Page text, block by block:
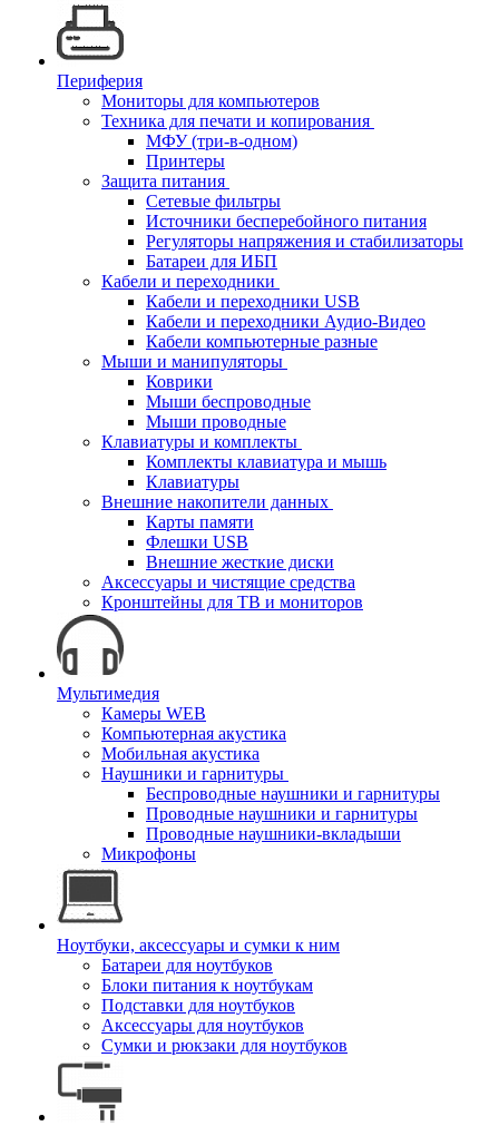
Периферия
Мониторы для компьютеров
Техника для печати и копирования
МФУ (три-в-одном)
Принтеры
Защита питания
Сетевые фильтры
Источники бесперебойного питания
Регуляторы напряжения и стабилизаторы
Батареи для ИБП
Кабели и переходники
Кабели и переходники USB
Кабели и переходники Аудио-Видео
Кабели компьютерные разные
Мыши и манипуляторы
Коврики
Мыши беспроводные
Мыши проводные
Клавиатуры и комплекты
Комплекты клавиатура и мышь
Клавиатуры
Внешние накопители данных
Карты памяти
Флешки USB
Внешние жесткие диски
Аксессуары и чистящие средства
Кронштейны для ТВ и мониторов
Мультимедия
Камеры WEB
Компьютерная акустика
Мобильная акустика
Наушники и гарнитуры
Беспроводные наушники и гарнитуры
Проводные наушники и гарнитуры
Проводные наушники-вкладыши
Микрофоны
Ноутбуки, аксессуары и сумки к ним
Батареи для ноутбуков
Блоки питания к ноутбукам
Подставки для ноутбуков
Аксессуары для ноутбуков
Сумки и рюкзаки для ноутбуков